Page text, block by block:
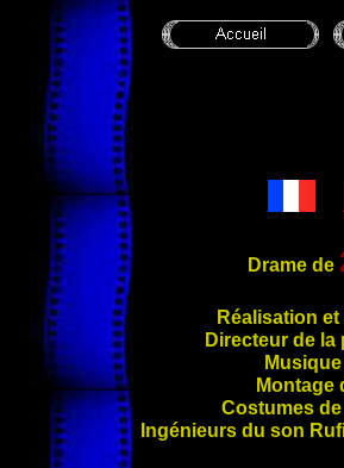
Drame de
Réalisation
Directeur de
Montage
Costumes
Ingénieurs du son